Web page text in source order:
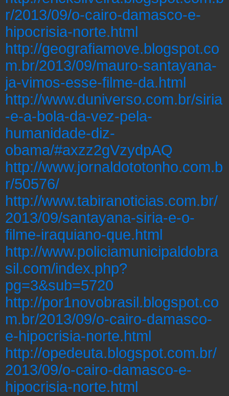
r/2013/09/o-cairo-damasco-e-
hipocrisia-norte.html
http://geografiamove.blogspot.co
m.br/2013/09/mauro-santayana-
ja-vimos-esse-filme-da.html
http://www.duniverso.com.br/siria
-e-a-bola-da-vez-pela-
humanidade-diz-
obama/#axzz2gVzydpAQ
http://www.jornaldototonho.com.b
r/50576/
http://www.tabiranoticias.com.br/
2013/09/santayana-siria-e-o-
filme-iraquiano-que.html
http://www.policiamunicipaldobra
sil.com/index.php?
pg=3&sub=5720
http://por1novobrasil.blogspot.co
m.br/2013/09/o-cairo-damasco-
e-hipocrisia-norte.html
http://opedeuta.blogspot.com.br/
2013/09/o-cairo-damasco-e-
hipocrisia-norte.html